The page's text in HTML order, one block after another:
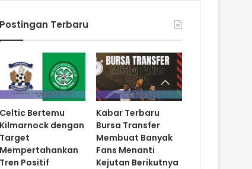
Postingan Terbaru
Celtic Bertemu
Kilmarnock dengan
Target
Mempertahankan
Tren Positif
Kabar Terbaru
Bursa Transfer
Membuat Banyak
Fans Menanti
Kejutan Berikutnya